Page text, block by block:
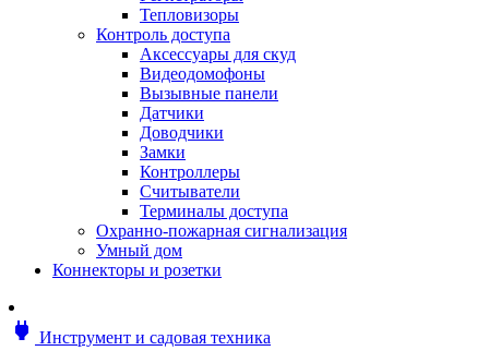
Газонокосилки и триммеры
Газонокосилки
Культиваторы и мотоблоки
Аэраторы и скарификаторы
Мотоблоки
Генераторы
Снегоуборщики
Воздуходувки
Цепные и бензопилы
Оснастка к садовой технике
Садовые насосы
Поливочное оборудование
Садовые измельчители
Гидроаккумуляторы
Аксессуары для садовых инструментов
Тепловизоры
Контроль доступа
Аксессуары для скуд
Видеодомофоны
Вызывные панели
Датчики
Доводчики
Замки
Контроллеры
Считыватели
Терминалы доступа
Охранно-пожарная сигнализация
Умный дом
Коннекторы и розетки
power Инструмент и садовая техника